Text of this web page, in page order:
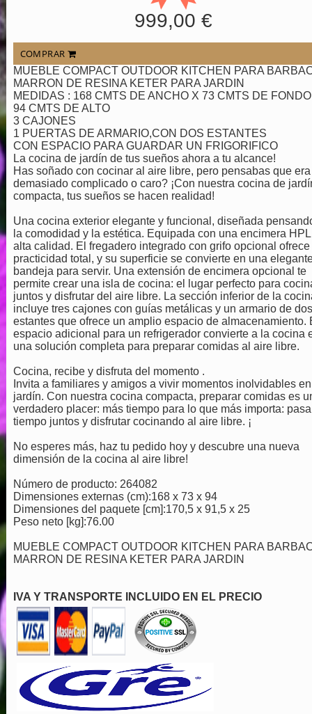
999,00 €
COMPRAR
MUEBLE COMPACT OUTDOOR KITCHEN PARA
MARRON DE RESINA KETER PARA JARDIN
MEDIDAS : 168 CMTS DE ANCHO X 73 CMTS DE
94 CMTS DE ALTO
3 CAJONES
1 PUERTAS DE ARMARIO,CON DOS ESTANTES
CON ESPACIO PARA GUARDAR UN FRIGORIFICO
La cocina de jardín de tus sueños ahora a tu alcance!
Has soñado con cocinar al aire libre, pero pensabas que era
demasiado complicado o caro? ¡Con nuestra cocina de
compacta, tus sueños se hacen realidad!
Una cocina exterior elegante y funcional, diseñada
la comodidad y la estética. Equipada con una encimera
alta calidad. El fregadero integrado con grifo opcional ofrece
practicidad total, y su superficie se convierte en una
bandeja para servir. Una extensión de encimera opcional te
permite crear una isla de cocina: el lugar perfecto para
juntos y disfrutar del aire libre. La sección inferior de la
incluye tres cajones con guías metálicas y un armario de dos
estantes que ofrece un amplio espacio de almacenamiento.
espacio adicional para un refrigerador convierte a la cocina
una solución completa para preparar comidas al aire libre.
Cocina, recibe y disfruta del momento .
Invita a familiares y amigos a vivir momentos inolvidables
jardín. Con nuestra cocina compacta, preparar comidas es
verdadero placer: más tiempo para lo que más importa:
tiempo juntos y disfrutar cocinando al aire libre. ¡
No esperes más, haz tu pedido hoy y descubre una nueva
dimensión de la cocina al aire libre!
Número de producto: 264082
Dimensiones externas (cm):168 x 73 x 94
Dimensiones del paquete [cm]:170,5 x 91,5 x 25
Peso neto [kg]:76.00
MUEBLE COMPACT OUTDOOR KITCHEN PARA
MARRON DE RESINA KETER PARA JARDIN
IVA Y TRANSPORTE INCLUIDO EN EL PRECIO